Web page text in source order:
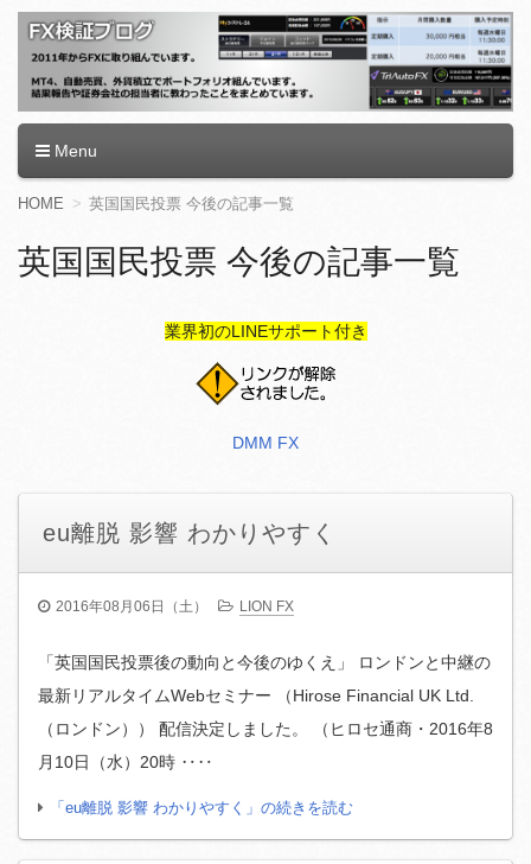
FX検証ブログ
Menu
コ
テ
ン
HOME 英国国民投票 今後の記事一覧
英国国民投票 今後の記事一覧
業界初のLINEサポート付き
DMM FX
eu離脱 影響 わかりやすく
2016年08月06日（土） LION FX
「英国国民投票後の動向と今後のゆくえ」 ロンドンと中継の
最新リアルタイムWebセミナー （Hirose Financial UK Ltd.
（ロンドン）） 配信決定しました。 （ヒロセ通商・2016年8
月10日（水）20時 ‥‥
「eu離脱 影響 わかりやすく」の続きを読む